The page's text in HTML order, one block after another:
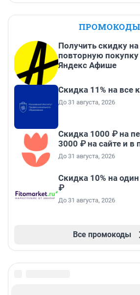
ПРОМОКОДЫ
Получить скидку
повторную
Яндекс Афише
Скидка 11% на все
До 31 августа, 2026
Скидка 1000 ₽ на
3000 ₽ на сайте и в
До 31 августа, 2026
Скидка 10% на
₽
До 31 августа, 2026
Все промокоды